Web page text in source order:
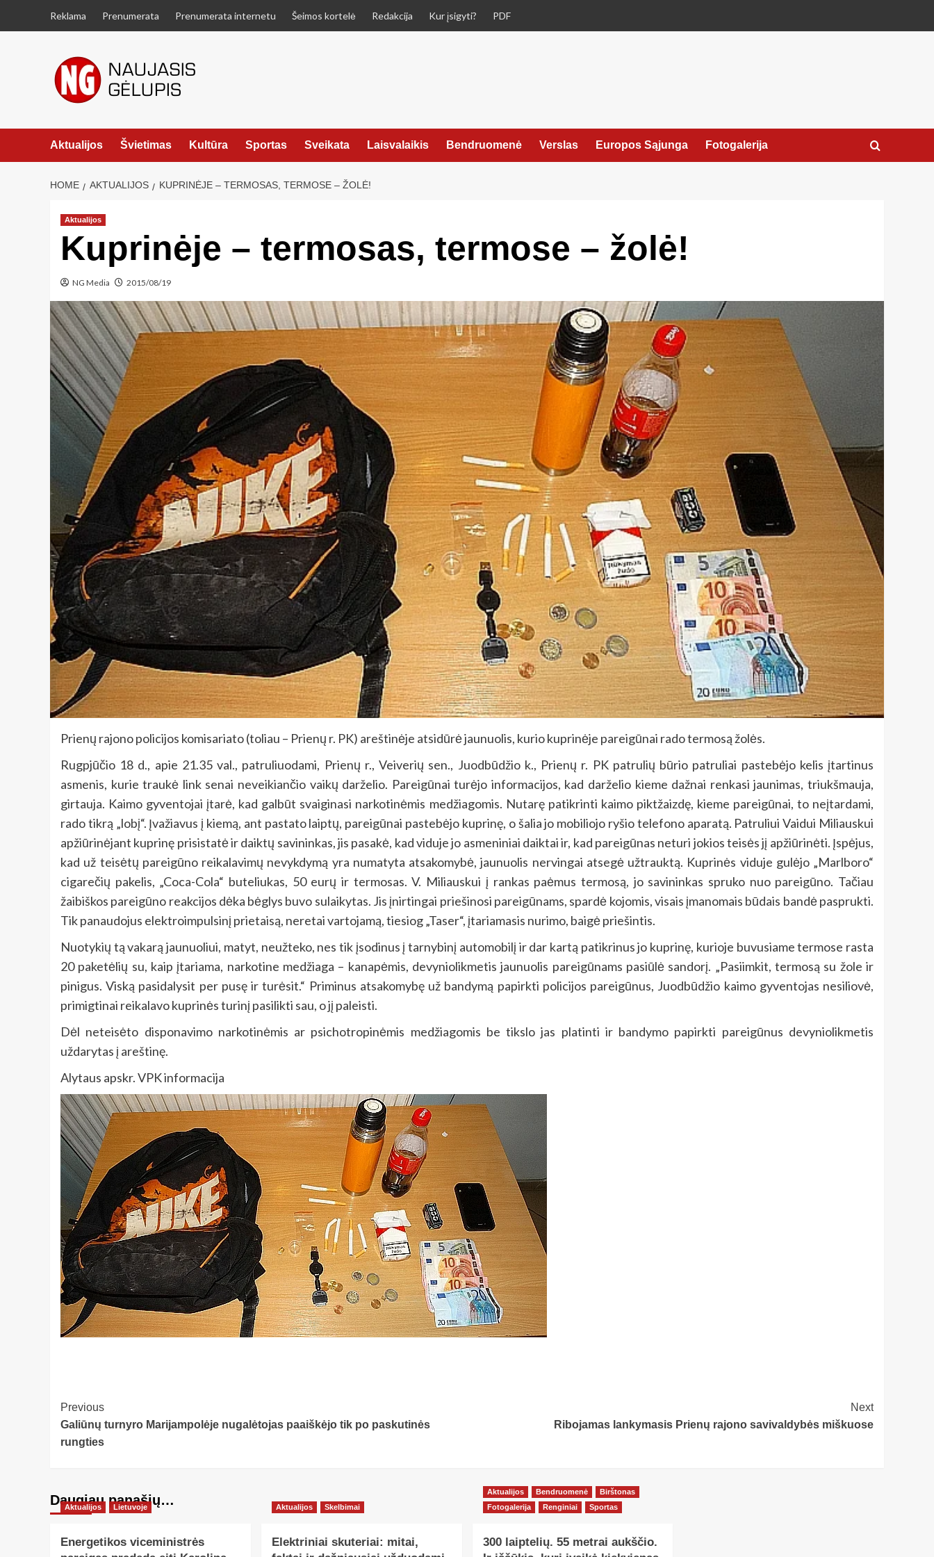
Reklama Prenumerata Prenumerata internetu Šeimos kortelė Redakcija Kur įsigyti? PDF
Aktualijos Švietimas Kultūra Sportas Sveikata Laisvalaikis Bendruomenė Verslas Europos Sąjunga Fotogalerija
HOME AKTUALIJOS KUPRINĖJE – TERMOSAS, TERMOSE – ŽOLĖ!
Aktualijos
Kuprinėje – termosas, termose – žolė!
NG Media 2015/08/19
Prienų rajono policijos komisariato (toliau – Prienų r. PK) areštinėje atsidūrė jaunuolis, kurio kuprinėje pareigūnai rado termosą žolės.
Rugpjūčio 18 d., apie 21.35 val., patruliuodami, Prienų r., Veiverių sen., Juodbūdžio k., Prienų r. PK patrulių būrio patruliai pastebėjo kelis įtartinus
asmenis, kurie traukė link senai neveikiančio vaikų darželio. Pareigūnai turėjo informacijos, kad darželio kieme dažnai renkasi jaunimas, triukšmauja,
girtauja. Kaimo gyventojai įtarė, kad galbūt svaiginasi narkotinėmis medžiagomis. Nutarę patikrinti kaimo piktžaizdę, kieme pareigūnai, to neįtardami,
rado tikrą „lobį“. Įvažiavus į kiemą, ant pastato laiptų, pareigūnai pastebėjo kuprinę, o šalia jo mobiliojo ryšio telefono aparatą. Patruliui Vaidui Miliauskui
apžiūrinėjant kuprinę prisistatė ir daiktų savininkas, jis pasakė, kad viduje jo asmeniniai daiktai ir, kad pareigūnas neturi jokios teisės jį apžiūrinėti. Įspėjus,
kad už teisėtų pareigūno reikalavimų nevykdymą yra numatyta atsakomybė, jaunuolis nervingai atsegė užtrauktą. Kuprinės viduje gulėjo „Marlboro“
cigarečių pakelis, „Coca-Cola“ buteliukas, 50 eurų ir termosas. V. Miliauskui į rankas paėmus termosą, jo savininkas spruko nuo pareigūno. Tačiau
žaibiškos pareigūno reakcijos dėka bėglys buvo sulaikytas. Jis įnirtingai priešinosi pareigūnams, spardė kojomis, visais įmanomais būdais bandė pasprukti.
Tik panaudojus elektroimpulsinį prietaisą, neretai vartojamą, tiesiog „Taser“, įtariamasis nurimo, baigė priešintis.
Nuotykių tą vakarą jaunuoliui, matyt, neužteko, nes tik įsodinus į tarnybinį automobilį ir dar kartą patikrinus jo kuprinę, kurioje buvusiame termose rasta
20 paketėlių su, kaip įtariama, narkotine medžiaga – kanapėmis, devyniolikmetis jaunuolis pareigūnams pasiūlė sandorį. „Pasiimkit, termosą su žole ir
pinigus. Viską pasidalysit per pusę ir turėsit.“ Priminus atsakomybę už bandymą papirkti policijos pareigūnus, Juodbūdžio kaimo gyventojas nesiliovė,
primigtinai reikalavo kuprinės turinį pasilikti sau, o jį paleisti.
Dėl neteisėto disponavimo narkotinėmis ar psichotropinėmis medžiagomis be tikslo jas platinti ir bandymo papirkti pareigūnus devyniolikmetis
uždarytas į areštinę.
Alytaus apskr. VPK informacija
Post
Navigation
Previous
Galiūnų turnyro Marijampolėje nugalėtojas paaiškėjo tik po paskutinės
rungties
Next
Ribojamas lankymasis Prienų rajono savivaldybės miškuose
Daugiau panašių…
Aktualijos Lietuvoje
Energetikos viceministrės
Aktualijos Skelbimai
Elektriniai skuteriai: mitai,
Aktualijos Bendruomenė
Birštonas
Fotogalerija
Renginiai Sportas
300 laiptelių. 55 metrai aukščio.